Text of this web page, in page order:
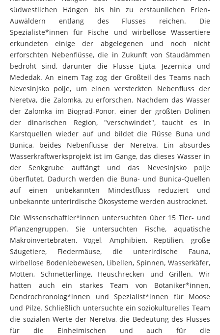
südwestlichen Hängen bis hin zu erstaunlichen Erlen-
Auwäldern entlang des Flusses reichen. Die
Spezialiste*innen für Fische und wirbellose Wassertiere
erkundeten einige der abgelegenen und noch nicht
erforschten Nebenflüsse, die in Zukunft von Staudämmen
bedroht sind, darunter die Flüsse Ljuta, Jezernica und
Mededak. An einem Tag zog der Großteil des Teams nach
Nevesinjsko polje, um einen versteckten Nebenfluss der
Neretva, die Zalomka, zu erforschen. Nachdem das Wasser
der Zalomka im Biograd-Ponor, einer der größten Dolinen
der dinarischen Region, "verschwindet", taucht es in
Karstquellen wieder auf und bildet die Flüsse Buna und
Bunica, beides Nebenflüsse der Neretva. Ein absurdes
Wasserkraftwerksprojekt ist im Gange, das dieses Wasser in
der Senkgrube auffängt und das Nevesinjsko polje
überflutet. Dadurch werden die Buna- und Bunica-Quellen
auf einen unbekannten Mindestfluss reduziert und
unbekannte unterirdische Ökosysteme werden austrocknet.
Die Wissenschaftler*innen untersuchten über 15 Tier- und
Pflanzengruppen. Sie untersuchten Fische, aquatische
Makroinvertebraten, Vögel, Amphibien, Reptilien, große
Säugetiere, Fledermäuse, die unterirdische Fauna,
wirbellose Bodenlebewesen, Libellen, Spinnen, Wasserkäfer,
Motten, Schmetterlinge, Heuschrecken und Grillen. Wir
hatten auch ein starkes Team von Botaniker*innen,
Dendrochronolog*innen und Spezialist*innen für Moose
und Pilze. Schließlich untersuchte ein soziokulturelles Team
die sozialen Werte der Neretva, die Bedeutung des Flusses
für die Einheimischen und auch für die